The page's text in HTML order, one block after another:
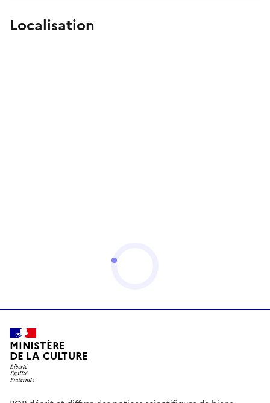
Localisation
MINISTÈRE
DE LA CULTURE